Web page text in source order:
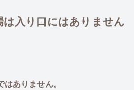
は入り口にはありません
ありません。